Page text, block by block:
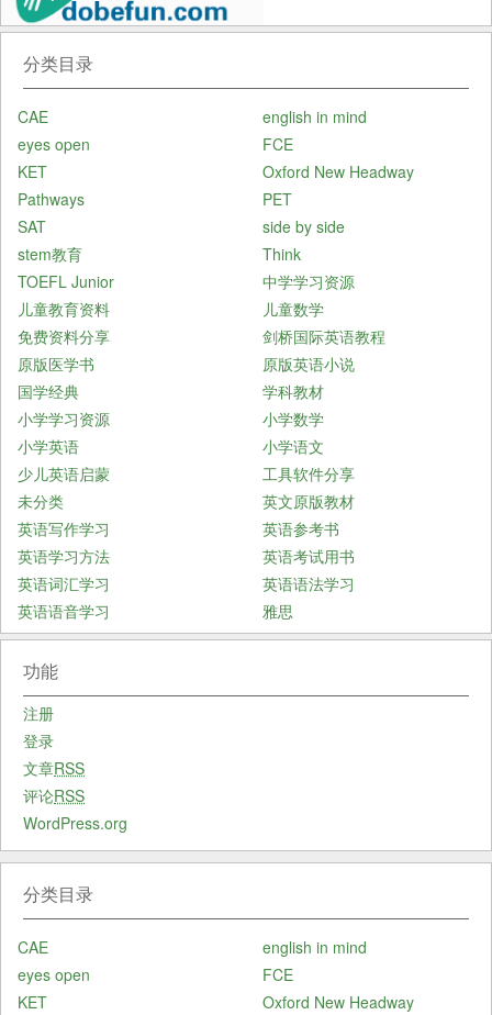
分类目录
CAE
english in mind
eyes open
FCE
KET
Oxford New Headway
Pathways
PET
SAT
side by side
stem教育
Think
TOEFL Junior
中学学习资源
儿童教育资料
儿童数学
免费资料分享
剑桥国际英语教程
原版医学书
原版英语小说
国学经典
学科教材
小学学习资源
小学数学
小学英语
小学语文
少儿英语启蒙
工具软件分享
未分类
英文原版教材
英语写作学习
英语参考书
英语学习方法
英语考试用书
英语词汇学习
英语语法学习
英语语音学习
雅思
功能
注册
登录
文章RSS
评论RSS
WordPress.org
分类目录
CAE
english in mind
eyes open
FCE
KET
Oxford New Headway